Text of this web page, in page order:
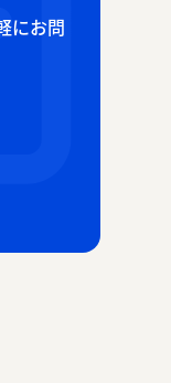
にお問